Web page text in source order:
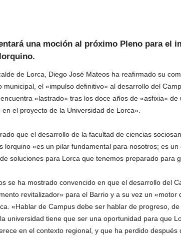
una moción al próximo Pleno para el
de Lorca, Diego José Mateos ha reafirmado su
municipal, el «impulso definitivo» al desarrollo del
«lastrado» tras los doce años de «asfixia» de
el proyecto de la Universidad de Lorca».
que el desarrollo de la facultad de ciencias
lorquino «es un pilar fundamental para nosotros; es
soluciones para Lorca que tenemos preparado para
se ha mostrado convencido en que el desarrollo del
revitalizador» para el Barrio y a su vez un «motor
«Hablar de Campus debe ser hablar de progreso,
universidad tiene que ser una oportunidad para que
en el contexto regional, y que ha perdido después